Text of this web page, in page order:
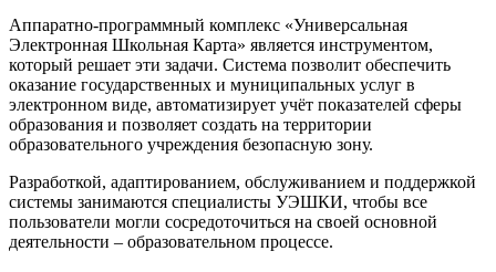
Аппаратно-программный комплекс «Универсальная
Электронная Школьная Карта» является инструментом,
который решает эти задачи. Система позволит обеспечить
оказание государственных и муниципальных услуг в
электронном виде, автоматизирует учёт показателей сферы
образования и позволяет создать на территории
образовательного учреждения безопасную зону.
Разработкой, адаптированием, обслуживанием и поддержкой
системы занимаются специалисты УЭШКИ, чтобы все
пользователи могли сосредоточиться на своей основной
деятельности – образовательном процессе.